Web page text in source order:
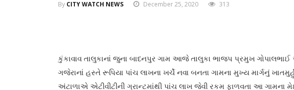
By CITY WATCH NEWS December 25, 2020 313
કુંકાવાવ તાલુકાનાં જુના બાદનપુર ગામ આજે તાલુકા ભાજપ પ્રમુખ
ગજેરાનાં હસ્‍તે રૂપિયા પાંચ લાખના ખર્ચે નવા બનતા ગામના મુખ્‍ય માર્ગનું
અંટાળાએ એટીવીટીની ગ્રાન્‍ટમાંથી પાંચ લાખ જેવી રકમ ફાળવતા આ ગામના